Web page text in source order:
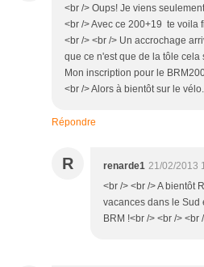
<br /> Oups! Je viens
<br /> Avec ce 200+19 te voila
<br /> <br /> Un accrochage
que ce n'est que de la tôle cela
Mon inscription pour le
<br /> Alors à bientôt sur le
Répondre
R renarde1 21/02/2013
<br /> <br /> A bientôt
vacances dans le Sud
BRM !<br /> <br /> <br